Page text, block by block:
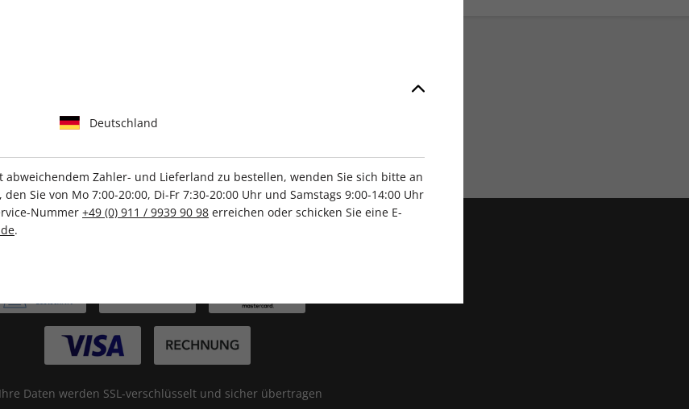
Ihre Daten werden SSL-verschlüsselt und sicher übertragen
Deutschland
abweichendem Zahler- und Lieferland zu bestellen, wenden Sie sich bitte an
Sie von Mo 7:00-20:00, Di-Fr 7:30-20:00 Uhr und Samstags 9:00-14:00 Uhr
Nummer +49 (0) 911 / 9939 90 98 erreichen oder schicken Sie eine E-
.